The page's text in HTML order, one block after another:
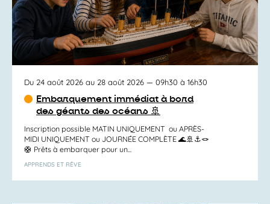
Du 24 août 2026 au 28 août 2026 — 09h30 à 16h30
Embarquement immédiat à bord
des géants des océans 🚢
Inscription possible MATIN UNIQUEMENT ou APRÈS-
MIDI UNIQUEMENT ou JOURNÉE COMPLÈTE 🌊🚢⚓️🪢
🛟 Prêts à embarquer pour un...
APPRENDS ET RÊVE